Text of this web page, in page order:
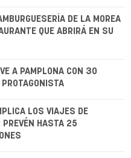
DE LA MOREA
QUE ABRIRÁ EN SU
A PAMPLONA CON 30
LOS VIAJES DE
PREVÉN HASTA 25